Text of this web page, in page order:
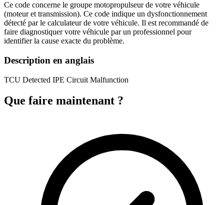
Ce code concerne le groupe motopropulseur de votre véhicule
(moteur et transmission). Ce code indique un dysfonctionnement
détecté par le calculateur de votre véhicule. Il est recommandé de
faire diagnostiquer votre véhicule par un professionnel pour
identifier la cause exacte du problème.
Description en anglais
TCU Detected IPE Circuit Malfunction
Que faire maintenant ?